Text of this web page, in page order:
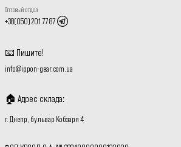
Оптовый отдел
+38(050) 201 77 87
📧 Пишите!
info@ippon-gear.com.ua
🏠 Адрес склада:
г. Днепр, бульвар Кобзаря 4